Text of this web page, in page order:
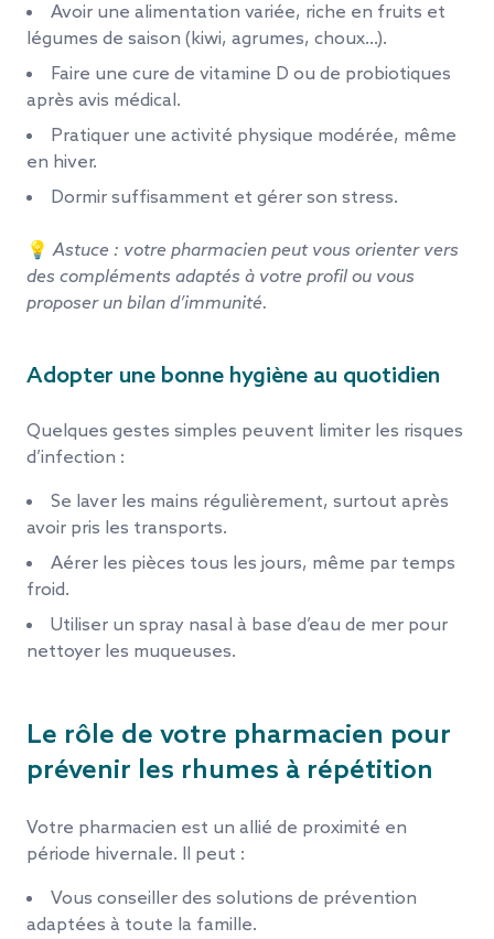
Avoir une alimentation variée, riche en fruits et
légumes de saison (kiwi, agrumes, choux…).
Faire une cure de vitamine D ou de probiotiques
après avis médical.
Pratiquer une activité physique modérée, même
en hiver.
Dormir suffisamment et gérer son stress.
💡Astuce : votre pharmacien peut vous orienter vers
des compléments adaptés à votre profil ou vous
proposer un bilan d’immunité.
Adopter une bonne hygiène au quotidien
Quelques gestes simples peuvent limiter les risques
d’infection :
Se laver les mains régulièrement, surtout après
avoir pris les transports.
Aérer les pièces tous les jours, même par temps
froid.
Utiliser un spray nasal à base d’eau de mer pour
nettoyer les muqueuses.
Le rôle de votre pharmacien pour
prévenir les rhumes à répétition
Votre pharmacien est un allié de proximité en
période hivernale. Il peut :
Vous conseiller des solutions de prévention
adaptées à toute la famille.